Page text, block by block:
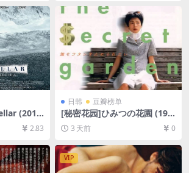
】
[中文字幕]
(201
盘资源10
11GB]
2.83
日韩 豆瓣榜单
[秘密花园]ひみつの花園 (199
7)[百度网盘+夸克网盘1080P
超清未删减资源][网盘在线播
放/下载][MP4/5.6GB][中文字
幕]
3 天前 0
VIP